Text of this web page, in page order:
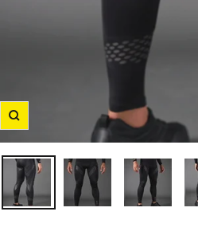
ズ
ー
ム
イ
ン